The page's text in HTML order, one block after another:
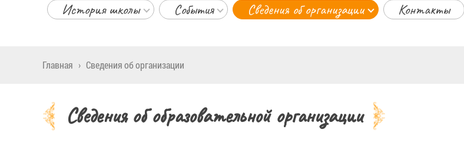
История школы События Сведения об организации Контакты
Главная › Сведения об организации
Сведения об образовательной организации